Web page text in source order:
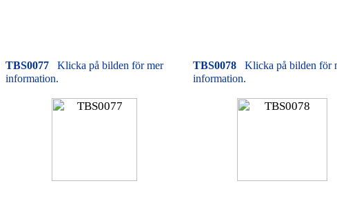
TBS0077
Klicka på bilden för mer
information.
TBS0078
Klicka på bilden för
information.